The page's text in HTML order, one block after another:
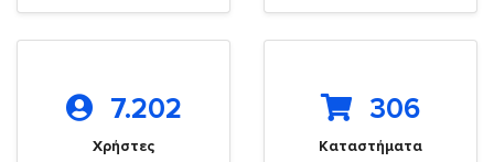
7.202
Χρήστες
306
Καταστήματα